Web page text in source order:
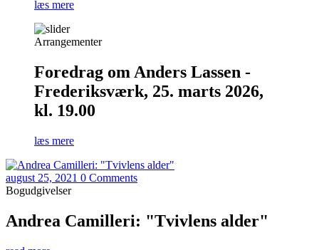
læs mere
Arrangementer
Foredrag om Anders Lassen -
Frederiksværk, 25. marts 2026,
kl. 19.00
læs mere
august 25, 2021 0 Comments
Bogudgivelser
Andrea Camilleri: "Tvivlens alder"